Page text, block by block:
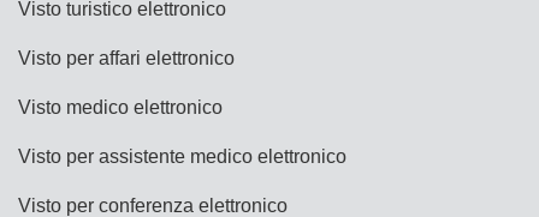
Visto turistico elettronico
Visto per affari elettronico
Visto medico elettronico
Visto per assistente medico elettronico
Visto per conferenza elettronico